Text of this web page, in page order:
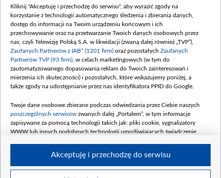
(wpłata wrzesień 100 mln, październik 350
mln, listopad 265 mln)
Dofinansowanie 48 862 000,00 PLN
Data podpisania umowy: GRUDZIEŃ 2025
(wpłata grudzień 60,548 mln)
Dofinansowanie 900 000 000,00 PLN
Data podpisania umowy: LUTY 2026 (wpłata
kwiecień 180 mln, 7 maja 180 mln, 8
czerwca 90 mln)
Dofinansowanie 250 000 000,00 PLN
4 sierpnia 250 mln
Kliknij "Akceptuję i przechodzę do serwisu", aby wyrazić zgody na
korzystanie z technologii automatycznego śledzenia i zbierania danych,
dostęp do informacji na Twoim urządzeniu końcowym i ich
przechowywanie oraz na przetwarzanie Twoich danych osobowych przez
nas, czyli Telewizję Polską S.A. w likwidacji (zwaną dalej również „TVP”),
Zaufanych Partnerów z IAB* (1201 firm) oraz pozostałych Zaufanych
Partnerów TVP (93 firm) , w celach marketingowych (w tym do
zautomatyzowanego dopasowania reklam do Twoich zainteresowań i
mierzenia ich skuteczności) i pozostałych, które wskazujemy poniżej, a
także zgody na udostępnianie przez nas identyfikatora PPID do Google.
Twoje dane osobowe zbierane podczas odwiedzania przez Ciebie naszych
poszczególnych serwisów zwanych dalej „Portalem”, w tym informacje
zapisywane za pomocą technologii takich jak: pliki cookie, sygnalizatory
WWW lub innych podobnych technologii umożliwiających świadczenie
Akceptuję i przechodzę do serwisu